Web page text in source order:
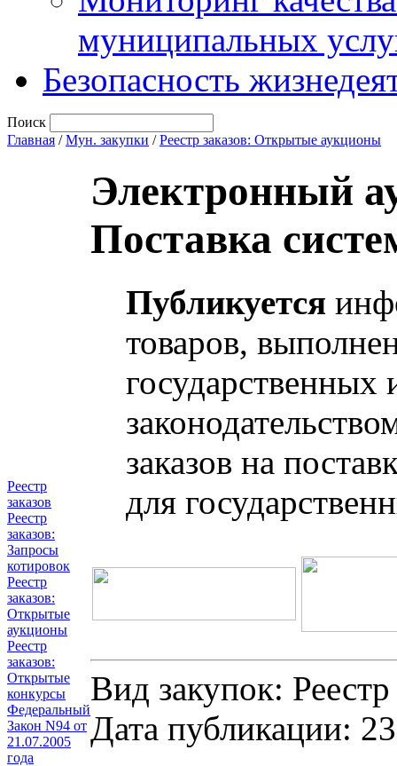
муниципальных
Безопасность
Поиск
Главная /Мун. закупки /Реестр заказов: Открытые аукционы
Реестр
заказов
Реестр
заказов:
Запросы
котировок
Реестр
заказов:
Открытые
аукционы
Реестр
заказов:
Открытые
конкурсы
Федеральный
Закон N94 от
21.07.2005
года
Электронный
Поставка
Публикуется
товаров,
заказов на
для
Вид закупок:
Дата публикации: